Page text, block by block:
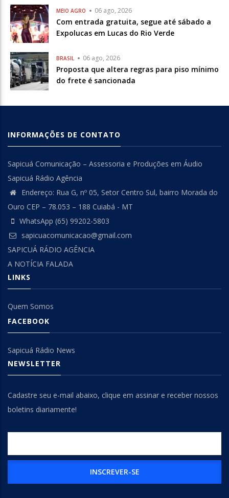
MEIO AGRO 06 ago, 2026
Com entrada gratuita, segue até sábado a
Expolucas em Lucas do Rio Verde
BRASIL 06 ago, 2026
Proposta que altera regras para piso mínimo
do frete é sancionada
INFORMAÇÕES DE CONTATO
Sapicuá Comunicação – Assessoria e Produções em Áudio
Sapicuá Rádio Agência
Endereço: Rua G, nº 05, Setor Centro Sul, bairro Morada do
Ouro CEP – 78.053 – 188 Cuiabá - MT
WhatsApp (65) 99202-5803
sapicuacomunicacao@gmail.com
SAPICUÁ RÁDIO AGÊNCIA
A NOTÍCIA FALADA
LINKS
Quem Somos
FACEBOOK
Sapicuá Rádio News
NEWSLETTER
Cadastre seu e-mail abaixo, clique em assinar e receber nossos
boletins diariamente!